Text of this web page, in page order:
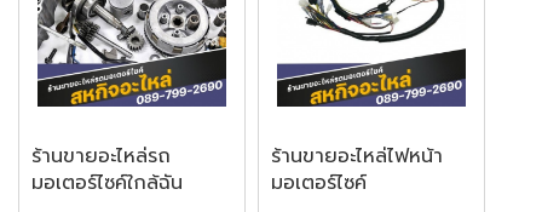
ร้านขายอะไหล่รถ
มอเตอร์ไซค์ใกล้ฉัน
ร้านขายอะไหล่ไฟหน้า
มอเตอร์ไซค์